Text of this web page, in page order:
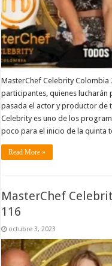
MasterChef Celebrity
participantes, quienes
pasada el actor y productor de
Celebrity es uno de los
poco para el inicio de la quinta
Read More »
MasterChef
116
octubre 3, 2023